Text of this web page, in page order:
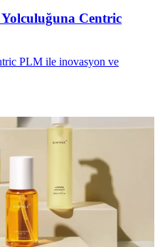
Centric
PLM ile inovasyon ve